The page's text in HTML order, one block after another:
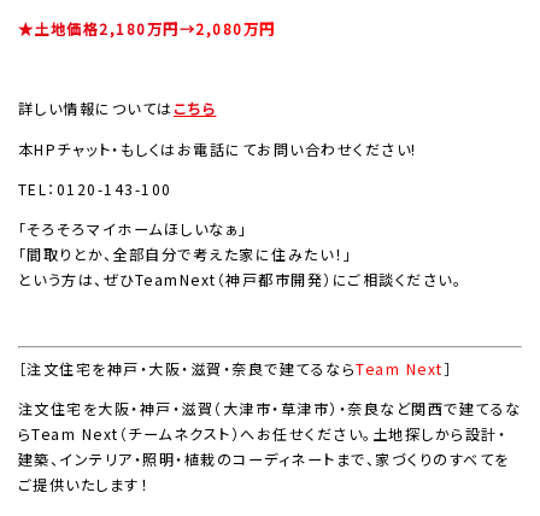
★土地価格2,180万円→2,080万円
詳しい情報についてはこちら
本HPチャット・もしくはお電話にてお問い合わせください!
TEL：0120-143-100
「そろそろマイホームほしいなぁ」
「間取りとか、全部自分で考えた家に住みたい！」
という方は、ぜひTeamNext（神戸都市開発）にご相談ください。
［注文住宅を神戸・大阪・滋賀・奈良で建てるならTeam Next］
注文住宅を大阪・神戸・滋賀（大津市・草津市）・奈良など関西で建てるな
らTeam Next（チームネクスト）へお任せください。土地探しから設計・
建築、インテリア・照明・植栽のコーディネートまで、家づくりのすべてを
ご提供いたします！